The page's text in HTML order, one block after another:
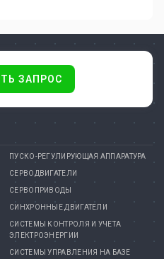
ЗАПРОС
ПУСКО-РЕГУЛИРУЮЩАЯ АППАРАТУРА
СЕРВОДВИГАТЕЛИ
СЕРВОПРИВОДЫ
СИНХРОННЫЕ ДВИГАТЕЛИ
СИСТЕМЫ КОНТРОЛЯ И УЧЕТА
ЭЛЕКТРОЭНЕРГИИ
СИСТЕМЫ УПРАВЛЕНИЯ НА БАЗЕ